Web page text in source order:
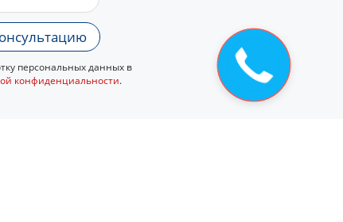
персональных данных в
конфиденциальности.